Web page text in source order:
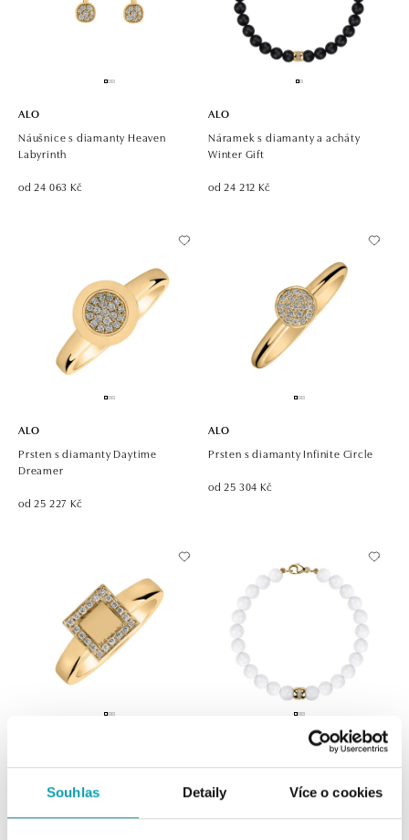
Souhlas Detaily Více o cookies
ALO
Náušnice s diamanty Heaven
Labyrinth
od 24 063 Kč
ALO
Náramek s diamanty a acháty
Winter Gift
od 24 212 Kč
ALO
Prsten s diamanty Daytime
Dreamer
od 25 227 Kč
ALO
Prsten s diamanty Infinite Circle
od 25 304 Kč
Prsten s diamanty Sun Space
od 26 112 Kč
Náramek s diamanty a acháty
Whispers of Winter
od 26 124 Kč